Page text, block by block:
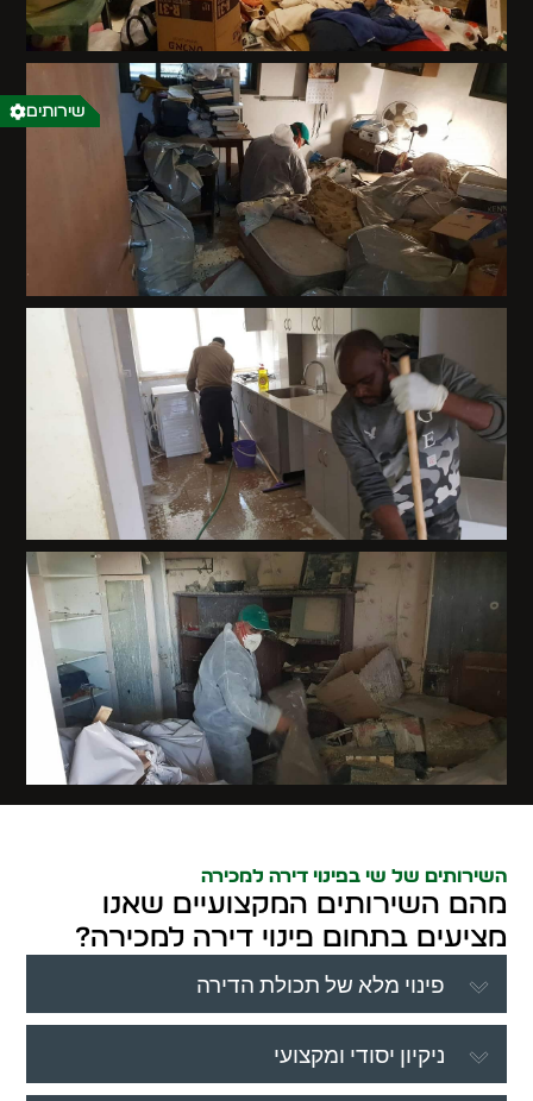
השירותים של שי בפינוי דירה למכירה
מהם השירותים המקצועיים שאנו
מציעים בתחום פינוי דירה למכירה?
פינוי מלא של תכולת הדירה
ניקיון יסודי ומקצועי
שירותים